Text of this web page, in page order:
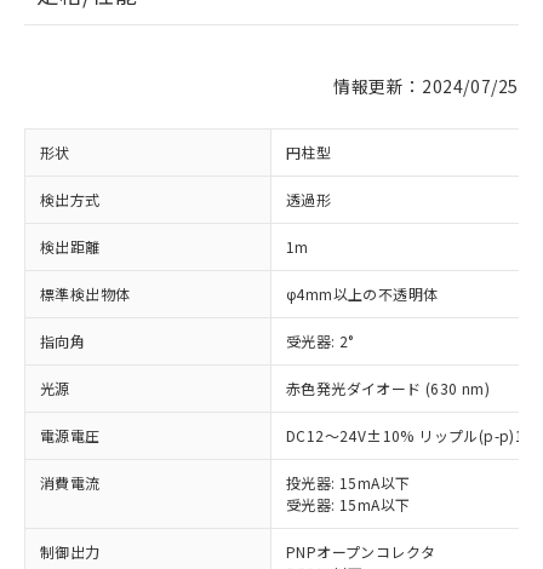
情報更新：2024/07/25
形状 円柱型
検出方式 透過形
検出距離 1m
標準検出物体 φ4mm以上の不透明体
指向角 受光器: 2°
光源 赤色発光ダイオード (630 nm)
電源電圧 DC12～24V±10% リップル(p-
消費電流
投光器: 15mA以下
受光器: 15mA以下
制御出力
PNPオープンコレクタ